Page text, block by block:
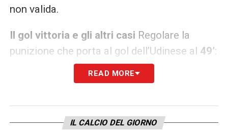
non valida.
Il gol vittoria e gli altri casi Regolare la
punizione che porta al gol dell’Udinese al 49’:
netto il fallo diMancini(ammonito
nell’occasione per l’intervento in ritardo) che
deviazione). Da segnalare anche un episodio
READ MORE
IL CALCIO DEL GIORNO